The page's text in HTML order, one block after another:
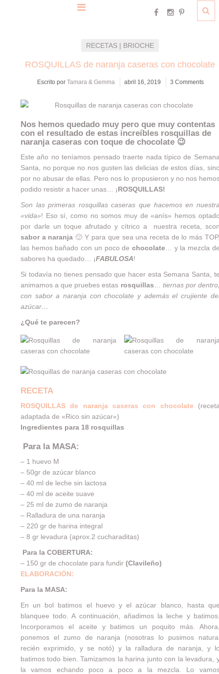
RECETAS | BRIOCHE
ROSQUILLAS de naranja caseras con chocolate
Escrito porTamara & Gemma abril 16, 2019 3 Comments
Nos hemos quedado muy pero que muy contentas
con el resultado de estas increíbles rosquillas de
naranja caseras con toque de chocolate 😉
Este año no teníamos pensado traerte nada típico de
Santa, no porque no nos gusten las delicias de estos días,
por no abusar de ellas. Pero nos lo propusieron y no nos
podido resistir a hacer unas… ¡ROSQUILLAS!
Son las primeras rosquillas caseras que hacemos en
«vida»! Eso sí, como no somos muy de «anís» hemos
por darle un toque afrutado y cítrico a nuestra receta,
sabor a naranja 🙂 Y para que sea una receta de lo más
las hemos bañado con un poco de chocolate… y la mezcla
sabores ha quedado… ¡FABULOSA!
Si todavía no tienes pensado que hacer esta Semana Santa,
animamos a que pruebes estas rosquillas
tiernas por
con sabor a naranja con chocolate y además el crujiente
azúcar…
¿Qué te parecen?
RECETA
ROSQUILLAS de naranja caseras con chocolate
adaptada de «Rico sin azúcar«)
Ingredientes para 18 rosquillas
Para la MASA:
– 1 huevo M
– 50gr de azúcar blanco
– 40 ml de leche sin lactosa
– 40 ml de aceite suave
– 25 ml de zumo de naranja
– Ralladura de una naranja
– 220 gr de harina integral
– 8 gr levadura (aprox.2 cucharaditas)
Para la COBERTURA:
– 150 gr de chocolate para fundir (Clavileño)
ELABORACIÓN:
Para la MASA:
En un bol batimos el huevo y el azúcar blanco, hasta
blanquee todo. A continuación, añadimos la leche y
Incorporamos el aceite y batimos un poquito más.
ponemos el zumo de naranja (nosotras lo pusimos
recién exprimido, y se notó) y la ralladura de naranja, y
batimos todo bien. Tamizamos la harina junto con la levadura,
la vamos echando poco a poco a la mezcla. Lo